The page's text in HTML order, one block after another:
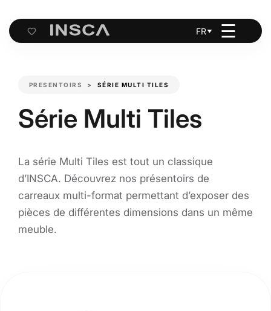
Cart
FR ☰
PRESENTOIRS SÉRIE MULTI TILES
Série Multi Tiles
La série Multi Tiles est tout un classique
d’INSCA. Découvrez nos présentoirs de
carreaux multi-format permettant d’exposer des
pièces de différentes dimensions dans un même
meuble.